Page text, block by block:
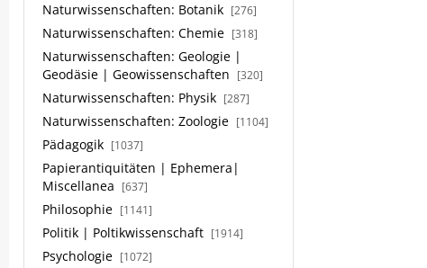
Naturwissenschaften: Botanik [276]
Naturwissenschaften: Chemie [318]
Naturwissenschaften: Geologie |
Geodäsie | Geowissenschaften
[320]
Naturwissenschaften: Physik [287]
Naturwissenschaften: Zoologie [1104]
Pädagogik [1037]
Papierantiquitäten | Ephemera|
Miscellanea
[637]
Philosophie [1141]
Politik | Poltikwissenschaft [1914]
Psychologie [1072]